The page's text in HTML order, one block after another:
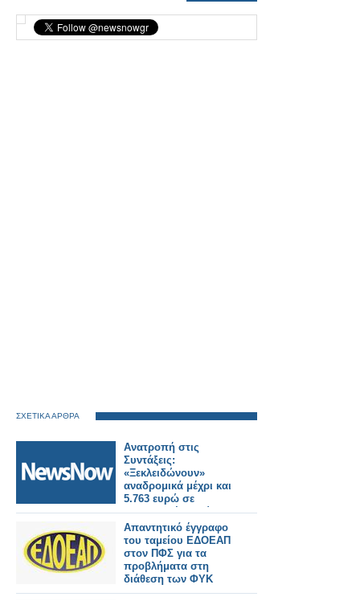
ΣΧΕΤΙΚΑ ΑΡΘΡΑ
Ανατροπή στις
Συντάξεις:
«Ξεκλειδώνουν»
αναδρομικά μέχρι και
5.763 ευρώ σε
επικουρικές – Δώρα
[έγγραφο
ντοκουμέντο]
Απαντητικό έγγραφο
του ταμείου ΕΔΟΕΑΠ
στον ΠΦΣ για τα
προβλήματα στη
διάθεση των ΦΥΚ